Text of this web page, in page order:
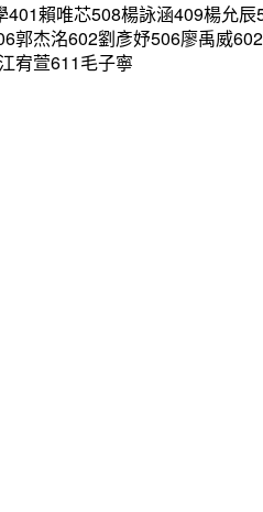
賴唯芯508楊詠涵409楊允
杰洺602劉彥妤506廖禹威
宥萱611毛子寧